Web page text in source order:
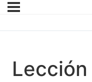
Lección